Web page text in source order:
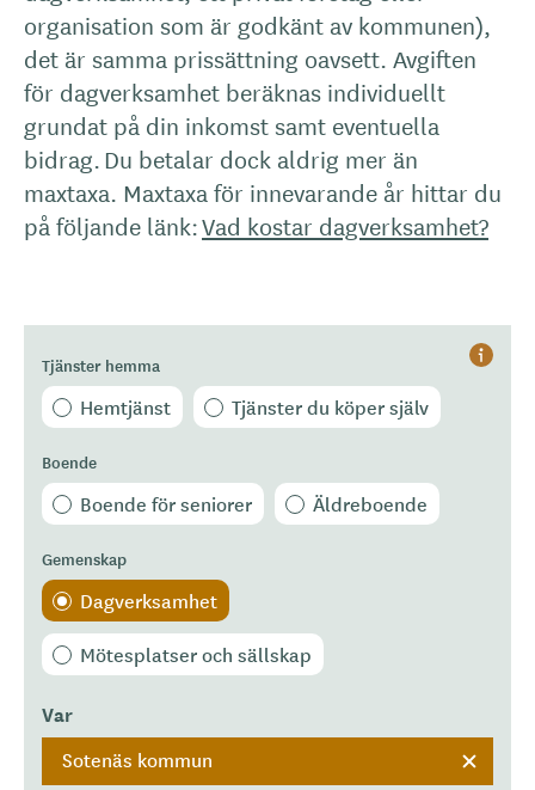
Hjälp
Tjänster hemma
Hemtjänst Tjänster du köper själv
Boende
Boende för seniorer Äldreboende
Gemenskap
Dagverksamhet
Mötesplatser och sällskap
Var
Sotenäs kommun
organisation som är godkänt av kommunen),
det är samma prissättning oavsett. Avgiften
för dagverksamhet beräknas individuellt
grundat på din inkomst samt eventuella
bidrag. Du betalar dock aldrig mer än
maxtaxa. Maxtaxa för innevarande år hittar du
på följande länk:Vad kostar dagverksamhet?